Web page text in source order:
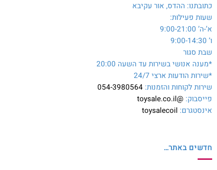
כתובתנו: ההדס, אור עקיבא
שעות פעילות:
א’-ה’ 9:00-21:00
ו’ 9:00-14:30
שבת סגור
*מענה אנושי בשירות עד השעה 20:00
*שירות הודעות ארצי 24/7
שירות לקוחות והזמנות: 054-3980564
פייסבוק: @toysale.co.il
אינסטגרם: toysalecoil
חדשים באתר…